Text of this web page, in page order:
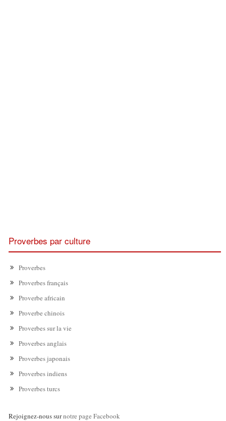
Proverbes par culture
Proverbes
Proverbes français
Proverbe africain
Proverbe chinois
Proverbes sur la vie
Proverbes anglais
Proverbes japonais
Proverbes indiens
Proverbes turcs
Rejoignez-nous surnotre page Facebook